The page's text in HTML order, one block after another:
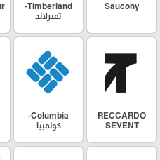
Saucony
Timberland-
تمبرلاند
RECCARDO
SEVENT
Columbia-
كولمبيا